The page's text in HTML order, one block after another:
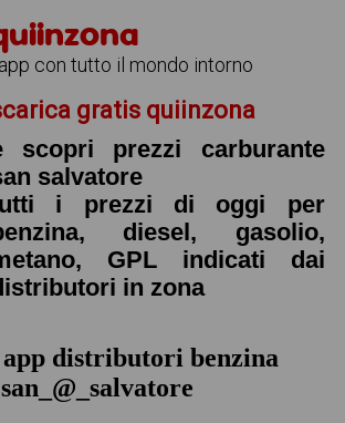
con tutto il mondo intorno
gratis quiinzona
scopri prezzi carburante
salvatore
i prezzi di oggi per
diesel, gasolio,
GPL indicati dai
in zona
distributori benzina
san_@_salvatore